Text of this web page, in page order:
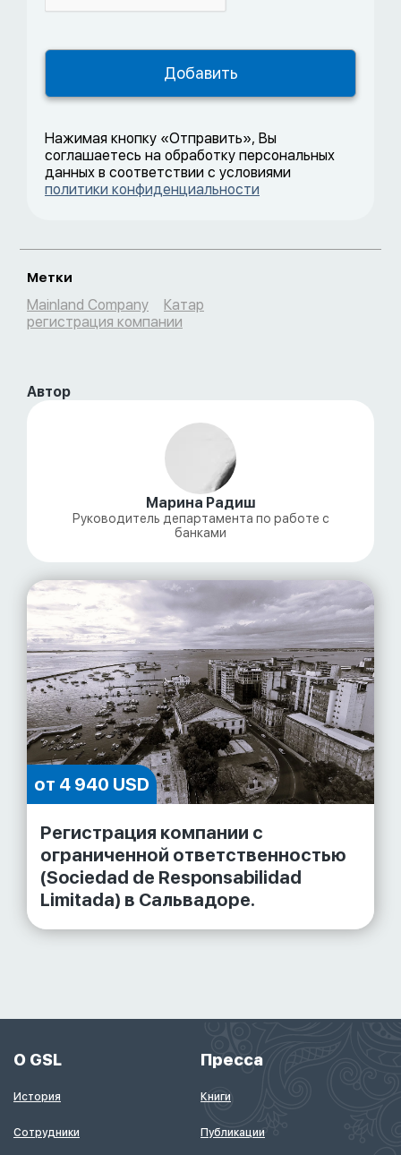
Нажимая кнопку «Отправить», Вы
соглашаетесь на обработку персональных
данных в соответствии с условиями
политики конфиденциальности
Метки
Mainland Company
Катар
регистрация компании
Автор
Марина Радиш
Руководитель департамента по работе с
банками
от 4 940 USD
Регистрация компании с
ограниченной ответственностью
(Sociedad de Responsabilidad
Limitada) в Сальвадоре.
О GSL
История
Сотрудники
Пресса
Книги
Публикации